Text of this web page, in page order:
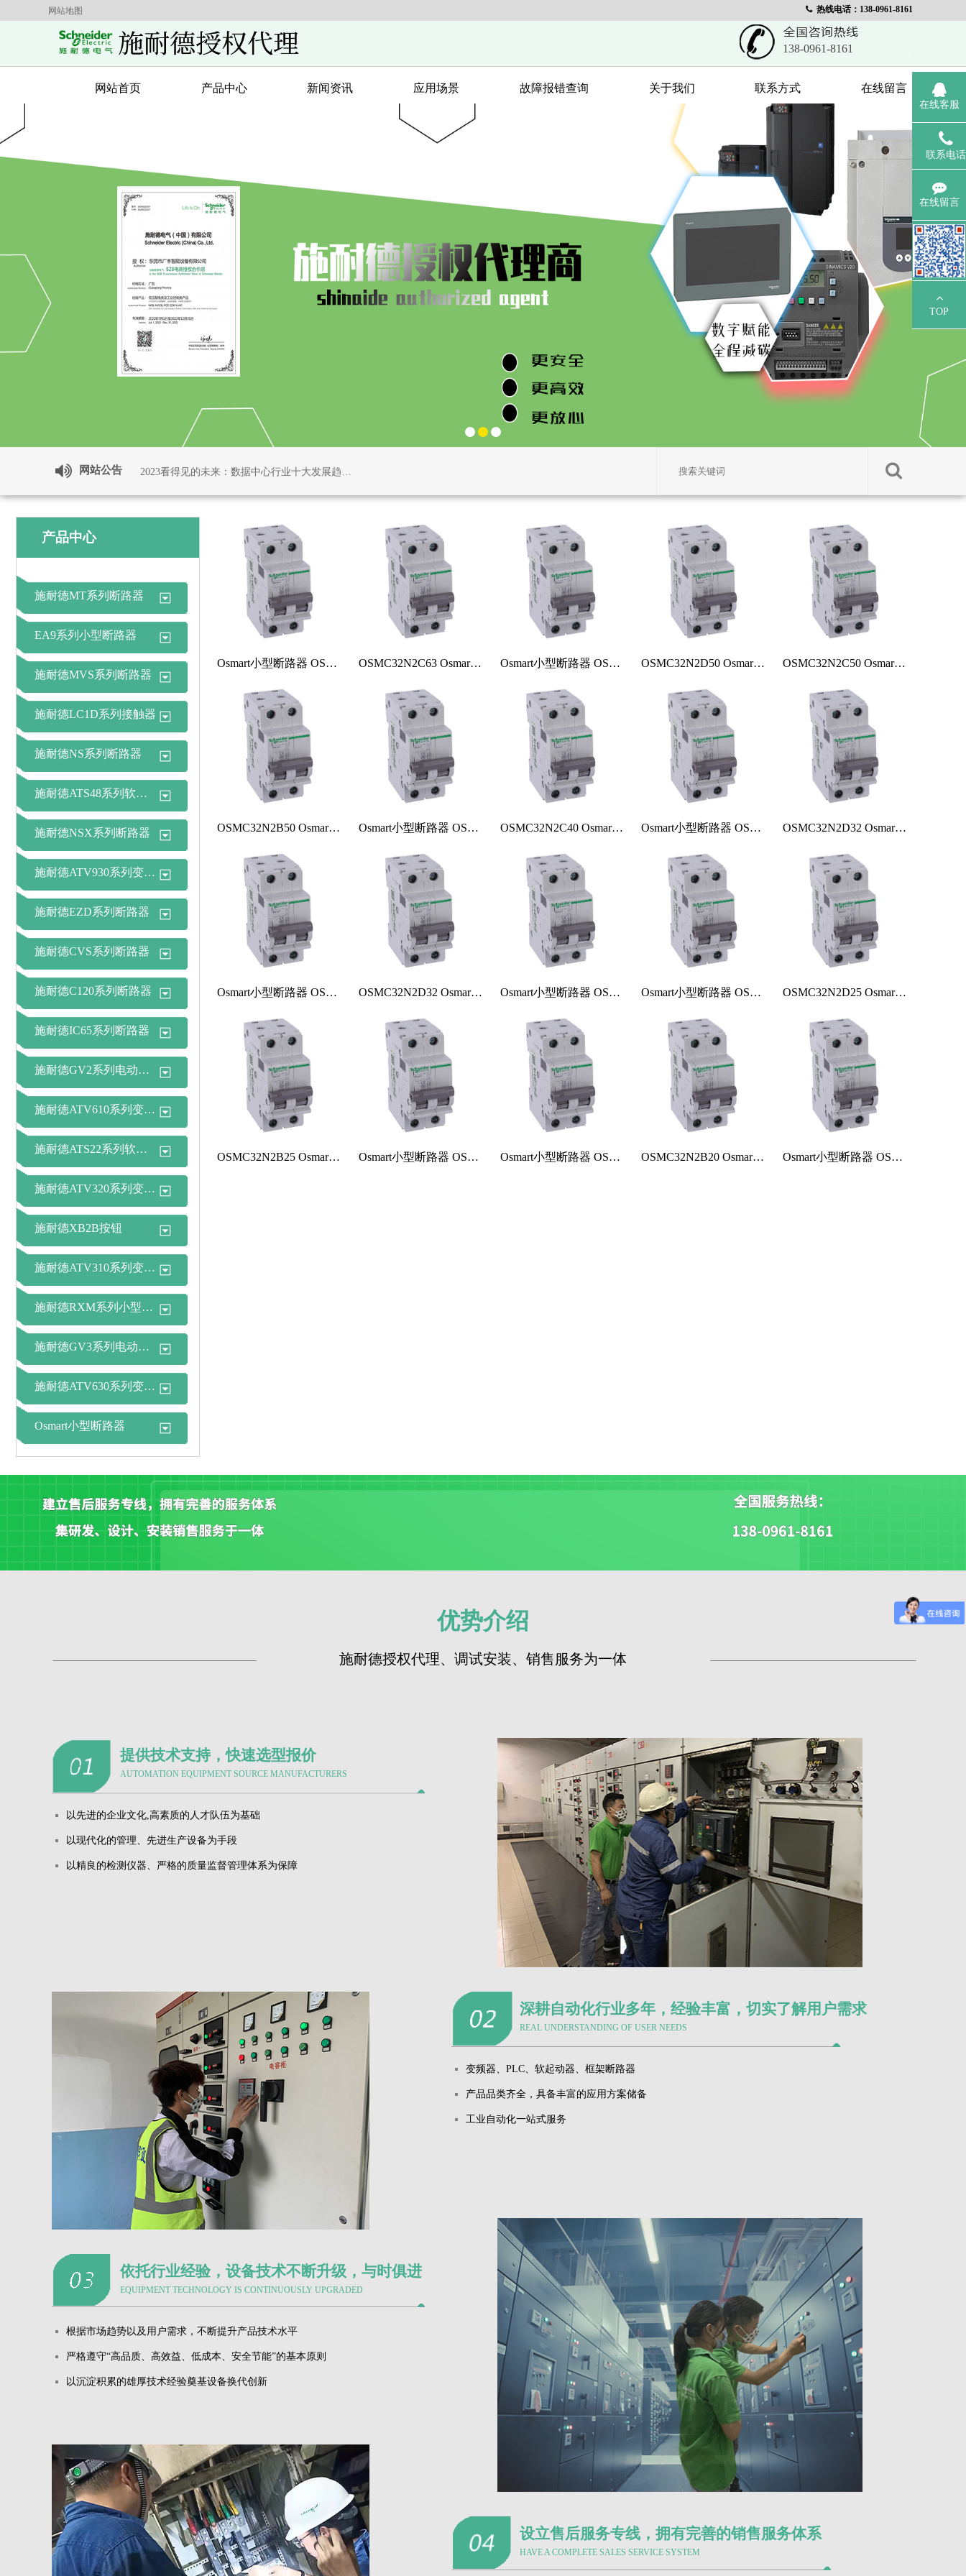
网站地图 热线电话：138-0961-8161
138-0961-8161
网站首页 产品中心 新闻资讯 应用场景 故障报错查询 关于我们 联系方式 在线留言
网站公告 施耐德电气与BitSight建立战略合作，护航工业信息安全
产品中心
施耐德MT系列断路器
EA9系列小型断路器
施耐德MVS系列断路器
施耐德LC1D系列接触器
施耐德NS系列断路器
施耐德ATS48系列软起动器
施耐德NSX系列断路器
施耐德ATV930系列变频器
施耐德EZD系列断路器
施耐德CVS系列断路器
施耐德C120系列断路器
施耐德IC65系列断路器
施耐德GV2系列电动机断路器
施耐德ATV610系列变频器
施耐德ATS22系列软起动器
施耐德ATV320系列变频器
施耐德XB2B按钮
施耐德ATV310系列变频器
施耐德RXM系列小型中间继电器
施耐德GV3系列电动机断路器
施耐德ATV630系列变频器
Osmart小型断路器
Osmart小型断路器 OSMC32N2D63 OSMC32N2C63 Osmart小型断路器 Osmart小型断路器 OSMC32N2B63 OSMC32N2D50 Osmart小型断路器 OSMC32N2C50 Osmart小型断路器
OSMC32N2B50 Osmart小型断路器 Osmart小型断路器 OSMC32N2D40 OSMC32N2C40 Osmart小型断路器 Osmart小型断路器 OSMC32N2B40 OSMC32N2D32 Osmart小型断路器
Osmart小型断路器 OSMC32N2C32 OSMC32N2D32 Osmart小型断路器 Osmart小型断路器 OSMC32N2B32 Osmart小型断路器 OSMC32N2C25 OSMC32N2D25 Osmart小型断路器
OSMC32N2B25 Osmart小型断路器 Osmart小型断路器 OSMC32N2D20 Osmart小型断路器 OSMC32N2C20 OSMC32N2B20 Osmart小型断路器 Osmart小型断路器 OSMC32N2D16
优势介绍
施耐德授权代理、调试安装、销售服务为一体
提供技术支持，快速选型报价
AUTOMATION EQUIPMENT SOURCE MANUFACTURERS
以先进的企业文化,高素质的人才队伍为基础
以现代化的管理、先进生产设备为手段
以精良的检测仪器、严格的质量监督管理体系为保障
深耕自动化行业多年，经验丰富，切实了解用户需求
REAL UNDERSTANDING OF USER NEEDS
变频器、PLC、软起动器、框架断路器
产品品类齐全，具备丰富的应用方案储备
工业自动化一站式服务
依托行业经验，设备技术不断升级，与时俱进
EQUIPMENT TECHNOLOGY IS CONTINUOUSLY UPGRADED
根据市场趋势以及用户需求，不断提升产品技术水平
严格遵守“高品质、高效益、低成本、安全节能”的基本原则
以沉淀积累的雄厚技术经验奠基设备换代创新
设立售后服务专线，拥有完善的销售服务体系
HAVE A COMPLETE SALES SERVICE SYSTEM
在线客服
联系电话
在线留言
TOP